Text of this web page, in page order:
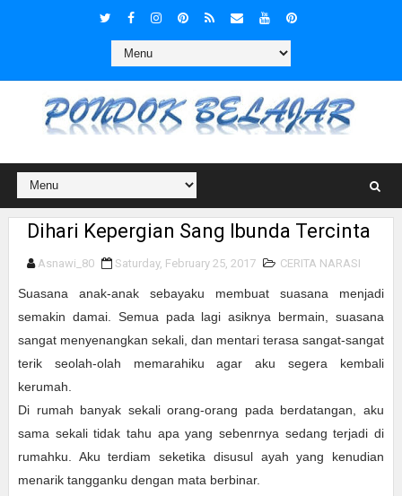
Dihari Kepergian Sang Ibunda Tercinta
Asnawi_80 Saturday, February 25, 2017 CERITA NARASI
Suasana anak-anak sebayaku membuat suasana menjadi
semakin damai. Semua pada lagi asiknya bermain, suasana
sangat menyenangkan sekali, dan mentari terasa sangat-sangat
terik seolah-olah memarahiku agar aku segera kembali
kerumah.
Di rumah banyak sekali orang-orang pada berdatangan, aku
sama sekali tidak tahu apa yang sebenrnya sedang terjadi di
rumahku. Aku terdiam seketika disusul ayah yang kenudian
menarik tangganku dengan mata berbinar.